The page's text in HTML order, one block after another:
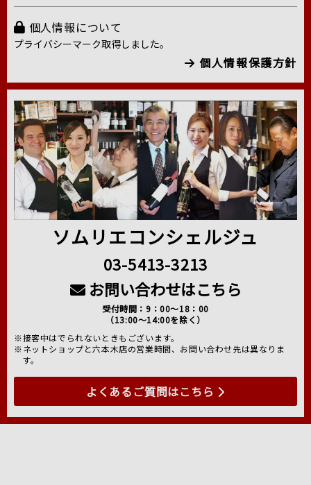
個人情報について
プライバシーマーク取得しました。
個人情報保護方針
ソムリエコンシェルジュ
03-5413-3213
お問い合わせはこちら
受付時間：9：00～18：00
（13:00～14:00を除く）
※接客中はでられないときもございます。
※ネットショップと六本木店の営業時間、お問い合わせ先は異なりま
す。
よくあるご質問はこちら